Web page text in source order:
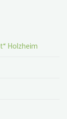
Holzheim